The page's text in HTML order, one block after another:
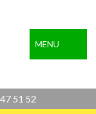
MENU
51 52